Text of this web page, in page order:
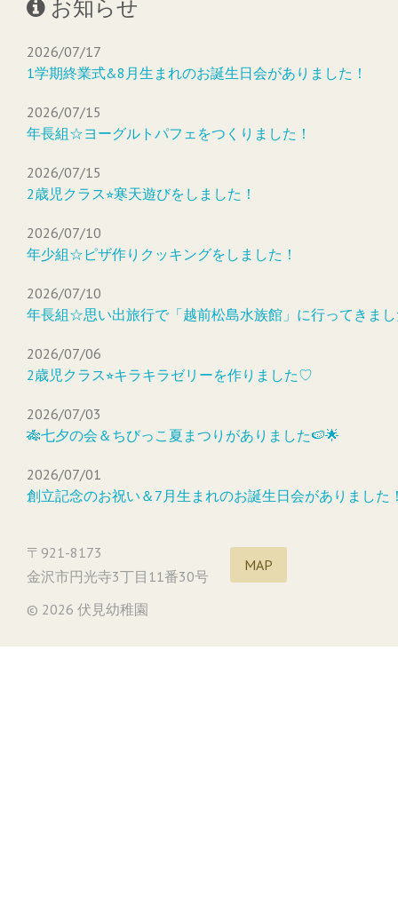
お知らせ
2026/07/17
1学期終業式&8月生まれのお誕生日会がありました！
2026/07/15
年長組☆ヨーグルトパフェをつくりました！
2026/07/15
2歳児クラス⭐︎寒天遊びをしました！
2026/07/10
年少組☆ピザ作りクッキングをしました！
2026/07/10
年長組☆思い出旅行で「越前松島水族館」に行ってきま
2026/07/06
2歳児クラス⭐︎キラキラゼリーを作りました♡
2026/07/03
🎋七夕の会＆ちびっこ夏まつりがありました🍉🌟
2026/07/01
創立記念のお祝い＆7月生まれのお誕生日会がありました
〒921-8173
金沢市円光寺3丁目11番30号
MAP
© 2026 伏見幼稚園